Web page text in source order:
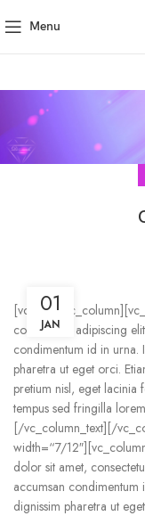
Menu
01
JAN
consectetur adipiscing
condimentum id in urna.
pharetra ut eget orci.
pretium nisl, eget lacinia
tempus sed fringilla
[/vc_column_text][/
width=“7/
dolor sit amet,
accumsan condimentum
dignissim pharetra ut